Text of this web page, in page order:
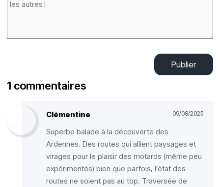
Publier
1 commentaires
Clémentine 09/08/2025
Superbe balade à la découverte des
Ardennes. Des routes qui allient paysages et
virages pour le plaisir des motards (même peu
expérimentés) bien que parfois, l’état des
routes ne soient pas au top. Traversée de